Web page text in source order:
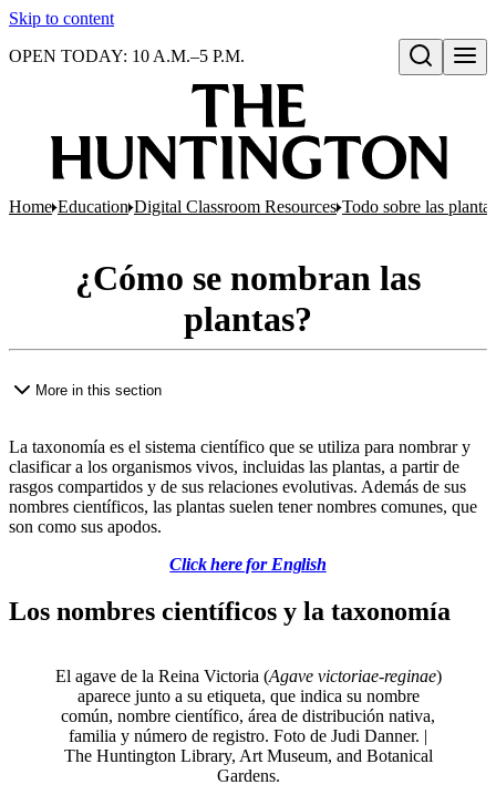
Skip to content
Open search
OPEN TODAY: 10 A.M.–5 P.M.
Home Education Digital Classroom Resources Todo sobre las plantas
¿Cómo se nombran las
plantas?
More in this section
La taxonomía es el sistema científico que se utiliza para nombrar y
clasificar a los organismos vivos, incluidas las plantas, a partir de
rasgos compartidos y de sus relaciones evolutivas. Además de sus
nombres científicos, las plantas suelen tener nombres comunes, que
son como sus apodos.
Click here for English
Table of contents heading:
Go to English version
Los nombres científicos y la taxonomía
El agave de la Reina Victoria (Agave victoriae-reginae)
aparece junto a su etiqueta, que indica su nombre
común, nombre científico, área de distribución nativa,
familia y número de registro. Foto de Judi Danner. |
The Huntington Library, Art Museum, and Botanical
Gardens.